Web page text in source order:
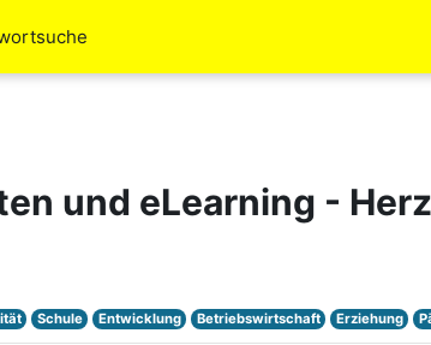
und eLearning -
Schule Entwicklung Betriebswirtschaft Erziehung